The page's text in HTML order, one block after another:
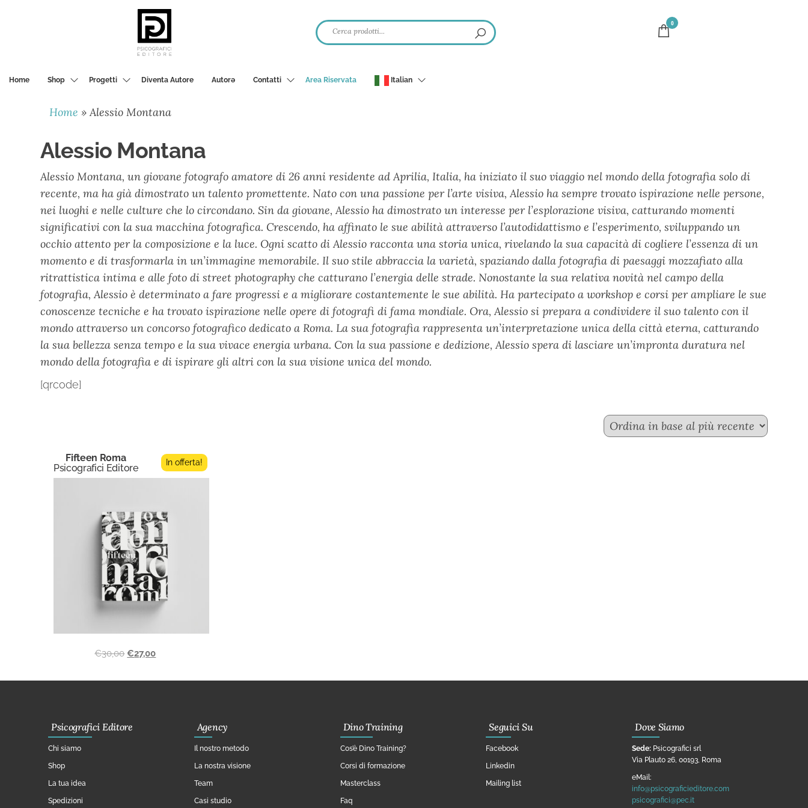
0
Home Shop Progetti Diventa Autore Autorә Contatti Area Riservata Italian
Home »Alessio Montana
Alessio Montana
Alessio Montana, un giovane fotografo amatore di 26 anni residente ad Aprilia, Italia, ha iniziato il suo viaggio nel mondo della fotografia solo di
recente, ma ha già dimostrato un talento promettente. Nato con una passione per l’arte visiva, Alessio ha sempre trovato ispirazione nelle persone,
nei luoghi e nelle culture che lo circondano. Sin da giovane, Alessio ha dimostrato un interesse per l’esplorazione visiva, catturando momenti
significativi con la sua macchina fotografica. Crescendo, ha affinato le sue abilità attraverso l’autodidattismo e l’esperimento, sviluppando un
occhio attento per la composizione e la luce. Ogni scatto di Alessio racconta una storia unica, rivelando la sua capacità di cogliere l’essenza di un
momento e di trasformarla in un’immagine memorabile. Il suo stile abbraccia la varietà, spaziando dalla fotografia di paesaggi mozzafiato alla
ritrattistica intima e alle foto di street photography che catturano l’energia delle strade. Nonostante la sua relativa novità nel campo della
fotografia, Alessio è determinato a fare progressi e a migliorare costantemente le sue abilità. Ha partecipato a workshop e corsi per ampliare le sue
conoscenze tecniche e ha trovato ispirazione nelle opere di fotografi di fama mondiale. Ora, Alessio si prepara a condividere il suo talento con il
mondo attraverso un concorso fotografico dedicato a Roma. La sua fotografia rappresenta un’interpretazione unica della città eterna, catturando
la sua bellezza senza tempo e la sua vivace energia urbana. Con la sua passione e dedizione, Alessio spera di lasciare un’impronta duratura nel
mondo della fotografia e di ispirare gli altri con la sua visione unica del mondo.
[qrcode]
Fifteen Roma
Psicografici Editore
In offerta!
€30,00 €27,00
Psicografici Editore
Chi siamo
Shop
La tua idea
Spedizioni
Agency
Il nostro metodo
La nostra visione
Team
Casi studio
Dino Training
Cos’è Dino Training?
Corsi di formazione
Masterclass
Faq
Seguici Su
Facebook
Linkedin
Mailing list
Dove Siamo
Sede: Psicografici srl
Via Plauto 26, 00193, Roma
eMail:
info@psicograficieditore.com
psicografici@pec.it